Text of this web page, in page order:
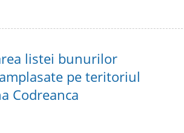
listei bunurilor
pe teritoriul
Codreanca